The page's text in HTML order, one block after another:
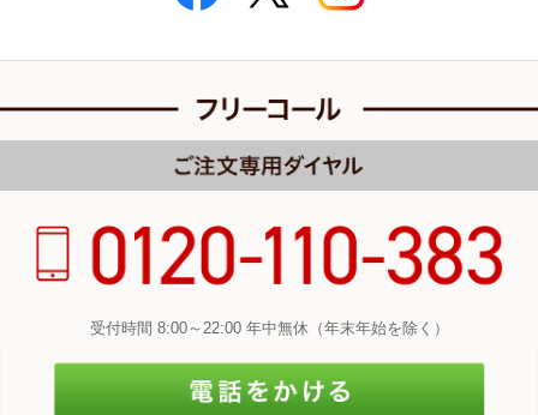
受付時間 8:00～22:00 年中無休（年末年始を除く）